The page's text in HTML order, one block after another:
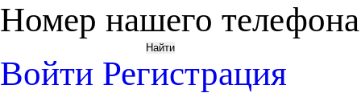
Номер нашего
Войти Регистрация